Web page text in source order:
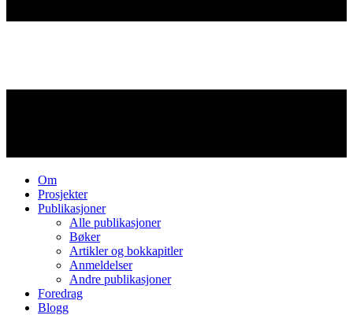
Om
Prosjekter
Publikasjoner
Alle publikasjoner
Bøker
Artikler og bokkapitler
Anmeldelser
Andre publikasjoner
Foredrag
Blogg